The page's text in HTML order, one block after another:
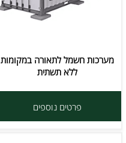
מערכות חשמל לתאורה במקומות
ללא תשתית
פרטים נוספים